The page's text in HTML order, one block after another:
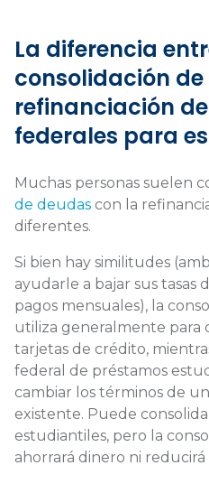
La diferencia
consolidación
refinanciación
federales para
Muchas personas suelen
de deudas con la
diferentes.
Si bien hay similitudes
ayudarle a bajar sus tasas
pagos mensuales), la
utiliza generalmente para
tarjetas de crédito,
federal de préstamos
cambiar los términos de
existente. Puede
estudiantiles, pero la
ahorrará dinero ni